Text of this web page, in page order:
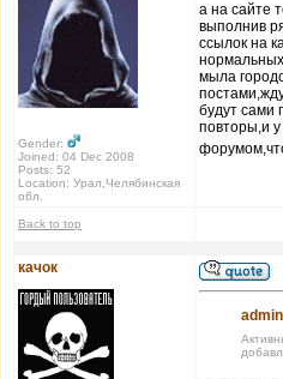
Gender:
Joined: 04 Dec 2008
Posts: 52
Location: Урал,Челябинская
обл.
а на сайте
выполнив
ссылок на
мыла
будут сами
повторы,и
Back to top
качок